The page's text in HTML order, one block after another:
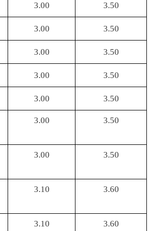
3.00 3.50
3.00 3.50
3.00 3.50
3.00 3.50
3.00 3.50
3.00 3.50
3.00 3.50
3.10 3.60
3.10 3.60